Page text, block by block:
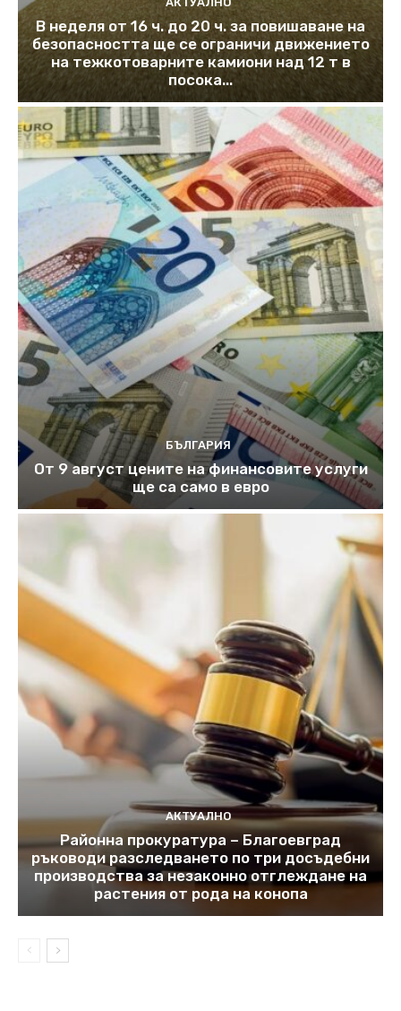
В неделя от 16 ч. до 20 ч. за повишаване на
безопасността ще се ограничи движението
на тежкотоварните камиони над 12 т в
посока...
БЪЛГАРИЯ
От 9 август цените на финансовите услуги
ще са само в евро
АКТУАЛНО
Районна прокуратура – Благоевград
ръководи разследването по три досъдебни
производства за незаконно отглеждане на
растения от рода на конопа